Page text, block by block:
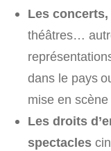
Les
théâtres…
dans le pays
mise en scène
Les droits
spectacles